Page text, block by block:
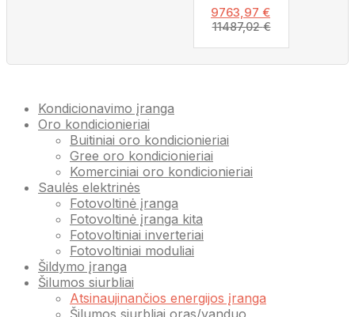
9763,97 €
11487,02€
Kondicionavimo įranga
Oro kondicionieriai
Buitiniai oro kondicionieriai
Gree oro kondicionieriai
Komerciniai oro kondicionieriai
Saulės elektrinės
Fotovoltinė įranga
Fotovoltinė įranga kita
Fotovoltiniai inverteriai
Fotovoltiniai moduliai
Šildymo įranga
Šilumos siurbliai
Atsinaujinančios energijos įranga
Šilumos siurbliai oras/vanduo